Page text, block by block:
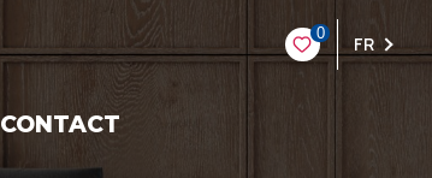
0 FR
CONTACT